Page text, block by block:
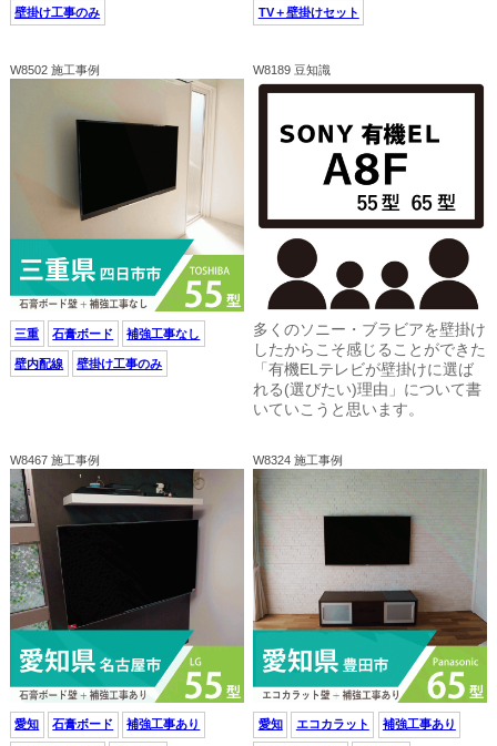
壁掛け工事のみ TV＋壁掛けセット
W8502 施工事例
三重 石膏ボード 補強工事なし
壁内配線 壁掛け工事のみ
W8189 豆知識
多くのソニー・ブラビアを壁掛け
したからこそ感じることができた
「有機ELテレビが壁掛けに選ば
れる(選びたい)理由」について書
いていこうと思います。
W8467 施工事例
愛知 石膏ボード 補強工事あり
W8324 施工事例
愛知 エコカラット 補強工事あり